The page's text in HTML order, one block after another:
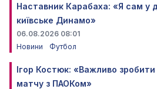
Наставник Карабаха: «Я сам у
київське Динамо»
06.08.2026 08:01
Новини
Футбол
Ігор Костюк: «Важливо зробити
матчу з ПАОКом»